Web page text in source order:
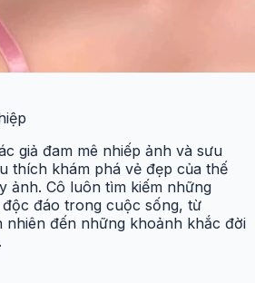
giả đam mê nhiếp ảnh và sưu
thích khám phá vẻ đẹp của thế
ảnh. Cô luôn tìm kiếm những
đáo trong cuộc sống, từ
nhiên đến những khoảnh khắc đời